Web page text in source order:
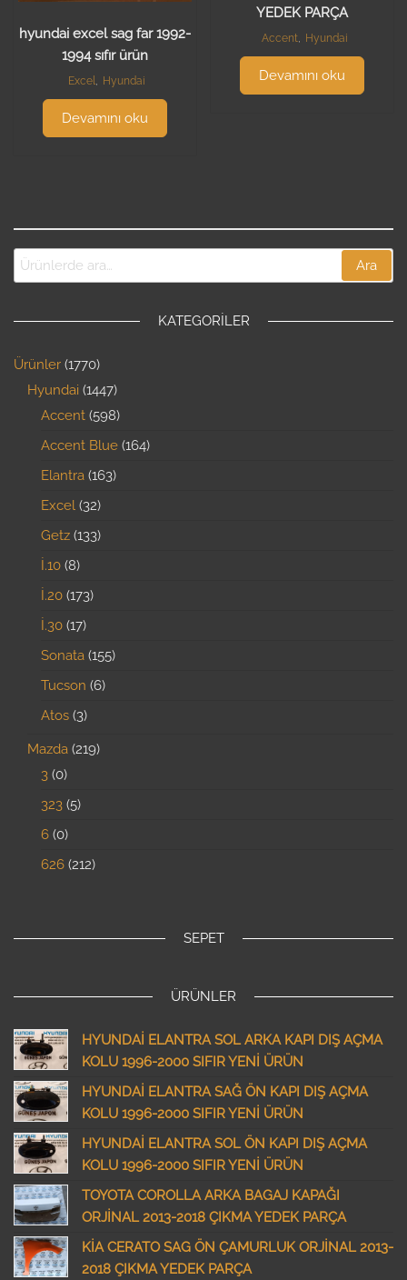
hyundai excel sag far 1992-
1994 sıfır ürün
Excel, Hyundai
Devamını oku
YEDEK PARÇA
Accent, Hyundai
Devamını oku
Ara
KATEGORILER
Ürünler 1770
Hyundai 1447
Accent 598
Accent Blue 164
Elantra 163
Excel 32
Getz 133
İ.10 8
İ.20 173
İ.30 17
Sonata 155
Tucson 6
Atos 3
Mazda 219
3 0
323 5
6 0
626 212
SEPET
ÜRÜNLER
HYUNDAİ ELANTRA SOL ARKA KAPI DIŞ AÇMA
KOLU 1996-2000 SIFIR YENİ ÜRÜN
HYUNDAİ ELANTRA SAĞ ÖN KAPI DIŞ AÇMA
KOLU 1996-2000 SIFIR YENİ ÜRÜN
HYUNDAİ ELANTRA SOL ÖN KAPI DIŞ AÇMA
KOLU 1996-2000 SIFIR YENİ ÜRÜN
TOYOTA COROLLA ARKA BAGAJ KAPAĞI
ORJİNAL 2013-2018 ÇIKMA YEDEK PARÇA
KİA CERATO SAG ÖN ÇAMURLUK ORJİNAL 2013-
2018 ÇIKMA YEDEK PARÇA